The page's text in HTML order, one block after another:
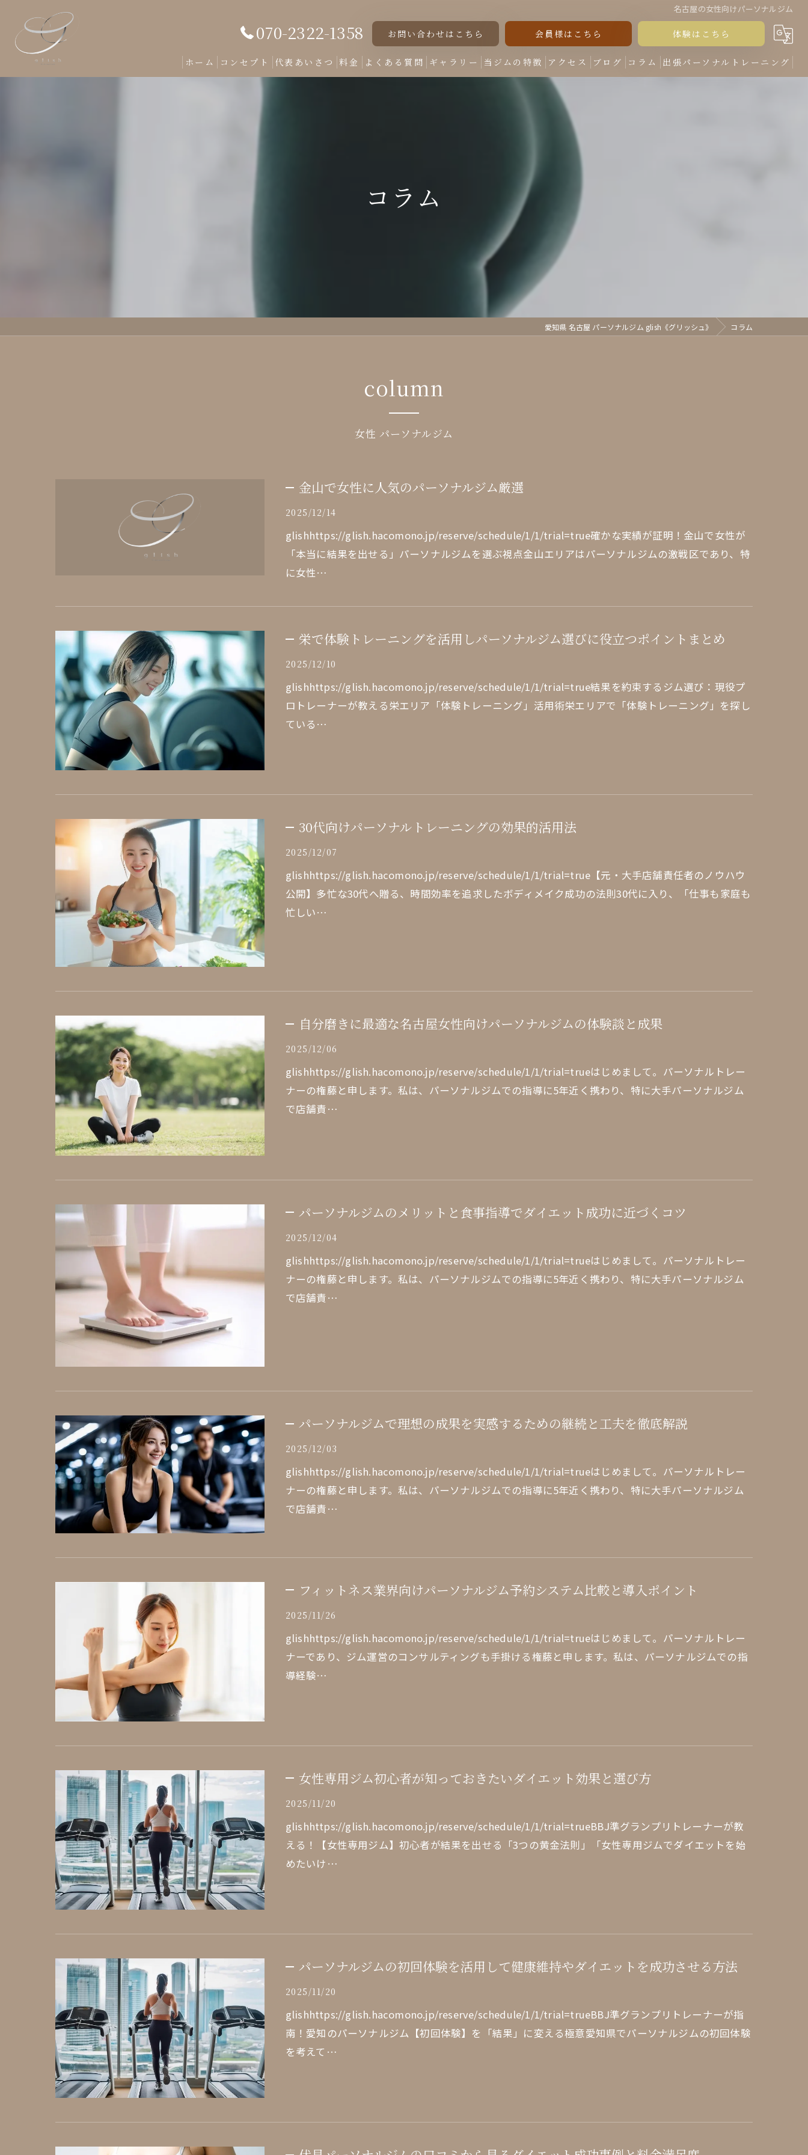
名古屋の女性向けパーソナルジム
070-2322-1358 お問い合わせはこちら 会員様はこちら 体験はこちら
ホーム コンセプト 代表あいさつ 料金 よくある質問 ギャラリー 当ジムの特徴
ダイエット
アクセス ブログ コラム 出張パーソナルトレーニング
コラム
愛知県 名古屋 パーソナルジム glish《グリッシュ》 コラム
column
女性 パーソナルジム
金山で女性に人気のパーソナルジム厳選
2025/12/14
glishhttps://glish.hacomono.jp/reserve/schedule/1/1/trial=true確かな実績が証明！金山で女性が
「本当に結果を出せる」パーソナルジムを選ぶ視点金山エリアはパーソナルジムの激戦区であり、特
に女性…
栄で体験トレーニングを活用しパーソナルジム選びに役立つポイントまとめ
2025/12/10
glishhttps://glish.hacomono.jp/reserve/schedule/1/1/trial=true結果を約束するジム選び：現役プ
ロトレーナーが教える栄エリア「体験トレーニング」活用術栄エリアで「体験トレーニング」を探し
ている…
30代向けパーソナルトレーニングの効果的活用法
2025/12/07
glishhttps://glish.hacomono.jp/reserve/schedule/1/1/trial=true【元・大手店舗責任者のノウハウ
公開】多忙な30代へ贈る、時間効率を追求したボディメイク成功の法則30代に入り、「仕事も家庭も
忙しい…
自分磨きに最適な名古屋女性向けパーソナルジムの体験談と成果
2025/12/06
glishhttps://glish.hacomono.jp/reserve/schedule/1/1/trial=trueはじめまして。パーソナルトレー
ナーの権藤と申します。私は、パーソナルジムでの指導に5年近く携わり、特に大手パーソナルジム
で店舗責…
パーソナルジムのメリットと食事指導でダイエット成功に近づくコツ
2025/12/04
glishhttps://glish.hacomono.jp/reserve/schedule/1/1/trial=trueはじめまして。パーソナルトレー
ナーの権藤と申します。私は、パーソナルジムでの指導に5年近く携わり、特に大手パーソナルジム
で店舗責…
パーソナルジムで理想の成果を実感するための継続と工夫を徹底解説
2025/12/03
glishhttps://glish.hacomono.jp/reserve/schedule/1/1/trial=trueはじめまして。パーソナルトレー
ナーの権藤と申します。私は、パーソナルジムでの指導に5年近く携わり、特に大手パーソナルジム
で店舗責…
フィットネス業界向けパーソナルジム予約システム比較と導入ポイント
2025/11/26
glishhttps://glish.hacomono.jp/reserve/schedule/1/1/trial=trueはじめまして。パーソナルトレー
ナーであり、ジム運営のコンサルティングも手掛ける権藤と申します。私は、パーソナルジムでの指
導経験…
女性専用ジム初心者が知っておきたいダイエット効果と選び方
2025/11/20
glishhttps://glish.hacomono.jp/reserve/schedule/1/1/trial=trueBBJ準グランプリトレーナーが教
える！【女性専用ジム】初心者が結果を出せる「3つの黄金法則」「女性専用ジムでダイエットを始
めたいけ…
パーソナルジムの初回体験を活用して健康維持やダイエットを成功させる方法
2025/11/20
glishhttps://glish.hacomono.jp/reserve/schedule/1/1/trial=trueBBJ準グランプリトレーナーが指
南！愛知のパーソナルジム【初回体験】を「結果」に変える極意愛知県でパーソナルジムの初回体験
を考えて…